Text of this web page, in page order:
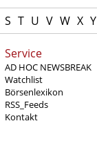
S T U V W X Y
Service
AD HOC NEWSBREAK
Watchlist
Börsenlexikon
RSS_Feeds
Kontakt